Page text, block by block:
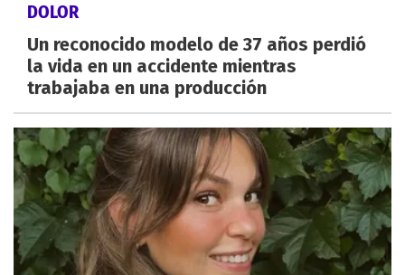
DOLOR
Un reconocido modelo de 37 años perdió
la vida en un accidente mientras
trabajaba en una producción